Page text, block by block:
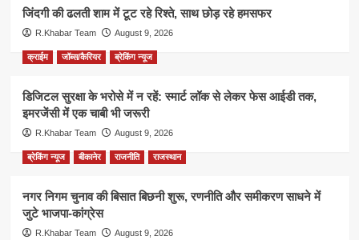
जिंदगी की ढलती शाम में टूट रहे रिश्ते, साथ छोड़ रहे हमसफर
R.Khabar Team August 9, 2026
क्राईम जॉब्स/कैरियर ब्रेकिंग न्यूज
डिजिटल सुरक्षा के भरोसे में न रहें: स्मार्ट लॉक से लेकर फेस आईडी तक,
इमरजेंसी में एक चाबी भी जरूरी
R.Khabar Team August 9, 2026
ब्रेकिंग न्यूज बीकानेर राजनीति राजस्थान
नगर निगम चुनाव की बिसात बिछनी शुरू, रणनीति और समीकरण साधने में
जुटे भाजपा-कांग्रेस
R.Khabar Team August 9, 2026